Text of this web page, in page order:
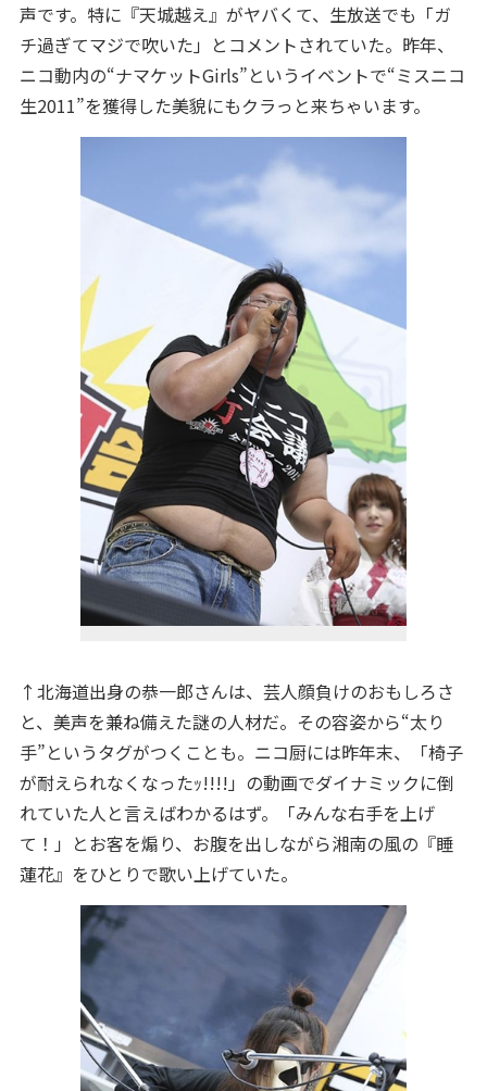
声です。特に『天城越え』がヤバくて、生放送でも「ガ
チ過ぎてマジで吹いた」とコメントされていた。昨年、
ニコ動内の“ナマケットGirls”というイベントで“ミスニコ
生2011”を獲得した美貌にもクラっと来ちゃいます。
↑北海道出身の恭一郎さんは、芸人顔負けのおもしろさ
と、美声を兼ね備えた謎の人材だ。その容姿から“太り
手”というタグがつくことも。ニコ厨には昨年末、「椅子
が耐えられなくなったｯ!!!!」の動画でダイナミックに倒
れていた人と言えばわかるはず。「みんな右手を上げ
て！」とお客を煽り、お腹を出しながら湘南の風の『睡
蓮花』をひとりで歌い上げていた。